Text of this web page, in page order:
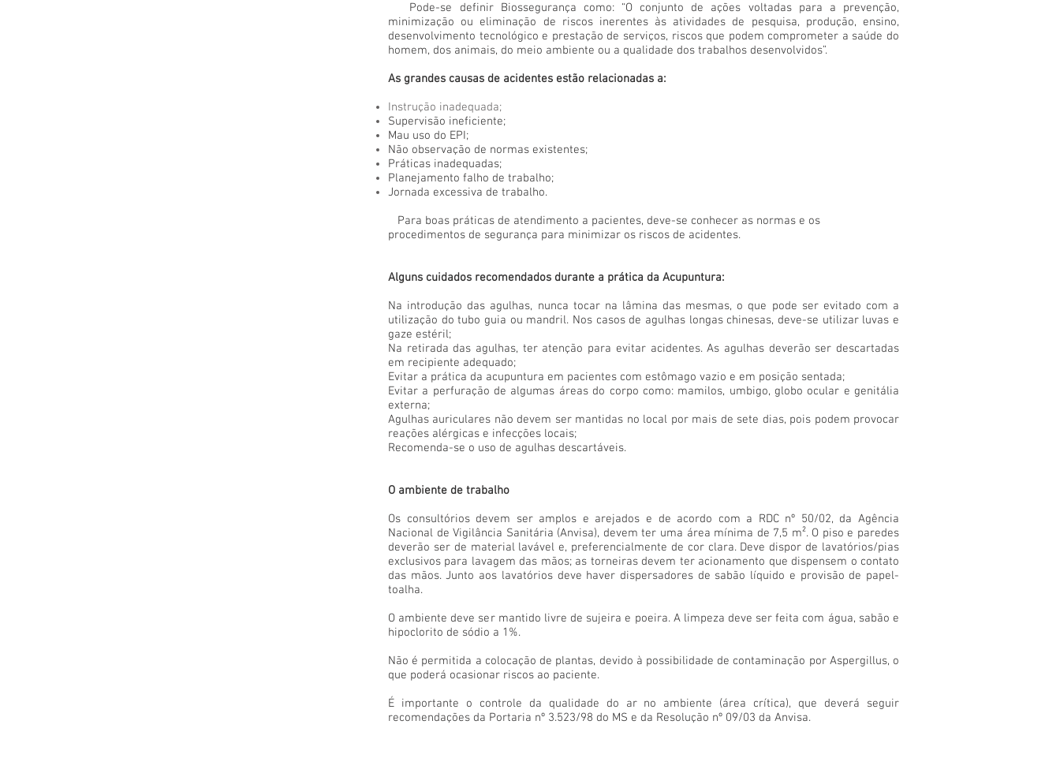
Pode-se definir Biossegurança como: “O conjunto de ações voltadas para a prevenção,
minimização ou eliminação de riscos inerentes às atividades de pesquisa, produção, ensino,
desenvolvimento tecnológico e prestação de serviços, riscos que podem comprometer a saúde do
homem, dos animais, do meio ambiente ou a qualidade dos trabalhos desenvolvidos”.
As grandes causas de acidentes estão relacionadas a:
Instrução inadequada;
Supervisão ineficiente;
Mau uso do EPI;
Não observação de normas existentes;
Práticas inadequadas;
Planejamento falho de trabalho;
Jornada excessiva de trabalho.
Para boas práticas de atendimento a pacientes, deve-se conhecer as normas e os
procedimentos de segurança para minimizar os riscos de acidentes.
Alguns cuidados recomendados durante a prática da Acupuntura:
Na introdução das agulhas, nunca tocar na lâmina das mesmas, o que pode ser evitado com a
utilização do tubo guia ou mandril. Nos casos de agulhas longas chinesas, deve-se utilizar luvas e
gaze estéril;
Na retirada das agulhas, ter atenção para evitar acidentes. As agulhas deverão ser descartadas
em recipiente adequado;
Evitar a prática da acupuntura em pacientes com estômago vazio e em posição sentada;
Evitar a perfuração de algumas áreas do corpo como: mamilos, umbigo, globo ocular e genitália
externa;
Agulhas auriculares não devem ser mantidas no local por mais de sete dias, pois podem provocar
reações alérgicas e infecções locais;
Recomenda-se o uso de agulhas descartáveis.
O ambiente de trabalho
Os consultórios devem ser amplos e arejados e de acordo com a RDC nº 50/02, da Agência
Nacional de Vigilância Sanitária (Anvisa), devem ter uma área mínima de 7,5 m². O piso e paredes
deverão ser de material lavável e, preferencialmente de cor clara. Deve dispor de lavatórios/pias
exclusivos para lavagem das mãos; as torneiras devem ter acionamento que dispensem o contato
das mãos. Junto aos lavatórios deve haver dispersadores de sabão líquido e provisão de papel-
toalha.
O ambiente deve ser mantido livre de sujeira e poeira. A limpeza deve ser feita com água, sabão e
hipoclorito de sódio a 1%.
Não é permitida a colocação de plantas, devido à possibilidade de contaminação por Aspergillus, o
que poderá ocasionar riscos ao paciente.
É importante o controle da qualidade do ar no ambiente (área crítica), que deverá seguir
recomendações da Portaria nº 3.523/98 do MS e da Resolução nº 09/03 da Anvisa.